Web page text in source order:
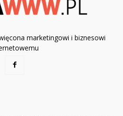
marketingowi i biznesowi